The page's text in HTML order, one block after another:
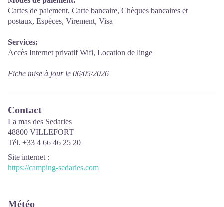
Cartes de paiement, Carte bancaire, Chèques bancaires et
postaux, Espèces, Virement, Visa
Services:
Accès Internet privatif Wifi, Location de linge
Fiche mise à jour le 06/05/2026
Contact
La mas des Sedaries
48800 VILLEFORT
Tél. +33 4 66 46 25 20
Site internet:
https://camping-sedaries.com
Météo